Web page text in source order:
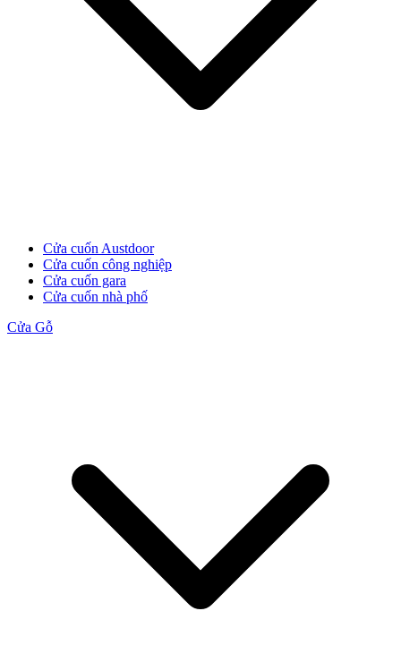
Cửa Gỗ MDF Laminate
Cửa Gỗ MDF Melamine
Cửa cuốn Austdoor
Cửa cuốn công nghiệp
Cửa cuốn gara
Cửa cuốn nhà phố
Cửa Gỗ